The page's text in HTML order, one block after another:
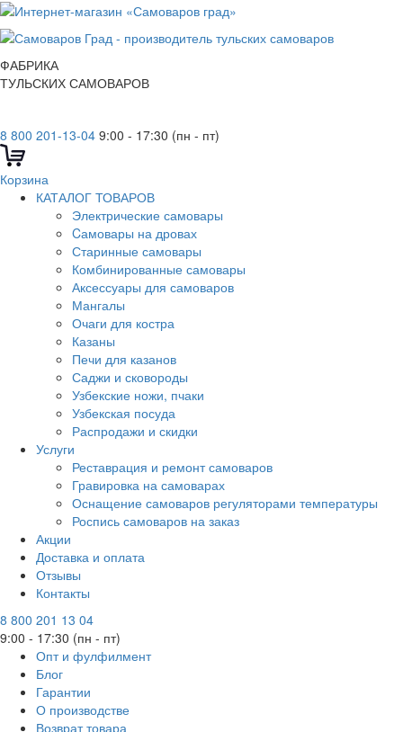
ФАБРИКА
ТУЛЬСКИХ САМОВАРОВ
8 800 201-13-04 9:00 - 17:30 (пн - пт)
Корзина
КАТАЛОГ ТОВАРОВ
Электрические самовары
Cамовары на дровах
Старинные самовары
Комбинированные самовары
Аксессуары для самоваров
Мангалы
Очаги для костра
Казаны
Печи для казанов
Саджи и сковороды
Узбекские ножи, пчаки
Узбекская посуда
Распродажи и скидки
Услуги
Реставрация и ремонт самоваров
Гравировка на самоварах
Оснащение самоваров регуляторами температуры
Роспись самоваров на заказ
Акции
Доставка и оплата
Отзывы
Контакты
8 800 201 13 04
9:00 - 17:30 (пн - пт)
Опт и фулфилмент
Блог
Гарантии
О производстве
Возврат товара